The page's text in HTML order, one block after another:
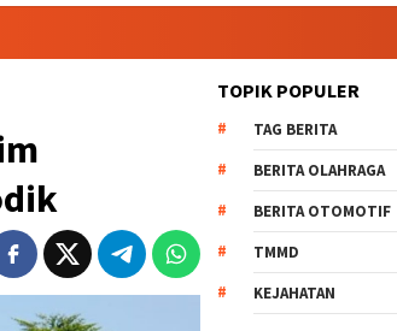
TOPIK POPULER
TAG BERITA
BERITA OLAHRAGA
BERITA OTOMOTIF
TMMD
KEJAHATAN